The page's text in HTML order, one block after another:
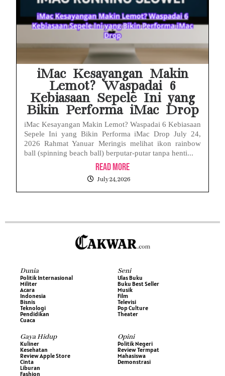
iMac Kesayangan Makin
Lemot? Waspadai 6
Kebiasaan Sepele Ini yang
Bikin Performa iMac Drop
iMac Kesayangan Makin Lemot? Waspadai 6 Kebiasaan
Sepele Ini yang Bikin Performa iMac Drop July 24,
2026 Rahmat Yanuar Meringis melihat ikon rainbow
ball (spinning beach ball) berputar-putar tanpa henti...
Read More
July 24, 2026
Dunia
Politik Internasional
Militer
Acara
Indonesia
Bisnis
Teknologi
Pendidikan
Cuaca
Seni
Ulas Buku
Buku Best Seller
Musik
Film
Televisi
Pop Culture
Theater
Gaya Hidup
Kuliner
Kesehatan
Review Apple Store
Cinta
Liburan
Fashion
Opini
Politik Negeri
Review Termpat
Mahasiswa
Demonstrasi